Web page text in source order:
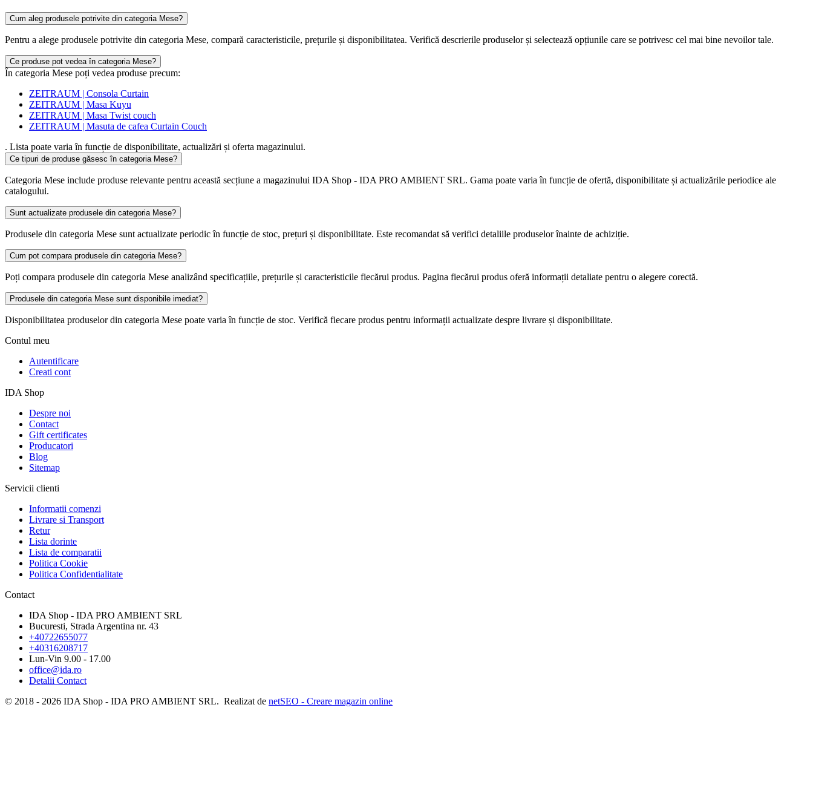
Cum aleg produsele potrivite din categoria Mese?
Pentru a alege produsele potrivite din categoria Mese, compară caracteristicile, prețurile și disponibilitatea. Verifică descrierile produselor și selectează opțiunile care se potrivesc cel mai bine nevoilor tale.
Ce produse pot vedea în categoria Mese?
În categoria Mese poți vedea produse precum:
ZEITRAUM | Consola Curtain
ZEITRAUM | Masa Kuyu
ZEITRAUM | Masa Twist couch
ZEITRAUM | Masuta de cafea Curtain Couch
. Lista poate varia în funcție de disponibilitate, actualizări și oferta magazinului.
Ce tipuri de produse găsesc în categoria Mese?
Categoria Mese include produse relevante pentru această secțiune a magazinului IDA Shop - IDA PRO AMBIENT SRL. Gama poate varia în funcție de ofertă, disponibilitate și actualizările periodice ale
catalogului.
Sunt actualizate produsele din categoria Mese?
Produsele din categoria Mese sunt actualizate periodic în funcție de stoc, prețuri și disponibilitate. Este recomandat să verifici detaliile produselor înainte de achiziție.
Cum pot compara produsele din categoria Mese?
Poți compara produsele din categoria Mese analizând specificațiile, prețurile și caracteristicile fiecărui produs. Pagina fiecărui produs oferă informații detaliate pentru o alegere corectă.
Produsele din categoria Mese sunt disponibile imediat?
Disponibilitatea produselor din categoria Mese poate varia în funcție de stoc. Verifică fiecare produs pentru informații actualizate despre livrare și disponibilitate.
Contul meu
Autentificare
Creati cont
IDA Shop
Despre noi
Contact
Gift certificates
Producatori
Blog
Sitemap
Servicii clienti
Informatii comenzi
Livrare si Transport
Retur
Lista dorinte
Lista de comparatii
Politica Cookie
Politica Confidentialitate
Contact
IDA Shop - IDA PRO AMBIENT SRL
Bucuresti, Strada Argentina nr. 43
+40722655077
+40316208717
Lun-Vin 9.00 - 17.00
office@ida.ro
Detalii Contact
© 2018 - 2026 IDA Shop - IDA PRO AMBIENT SRL. Realizat de netSEO - Creare magazin online